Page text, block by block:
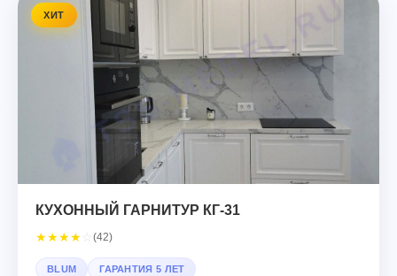
ХИТ
КУХОННЫЙ ГАРНИТУР КГ-31
★★★★ (42)
BLUM ГАРАНТИЯ 5 ЛЕТ